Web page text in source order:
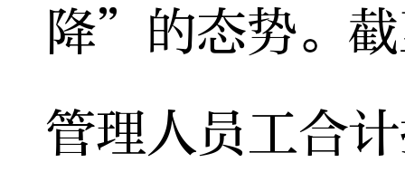
降”的态势。
管理人员工合